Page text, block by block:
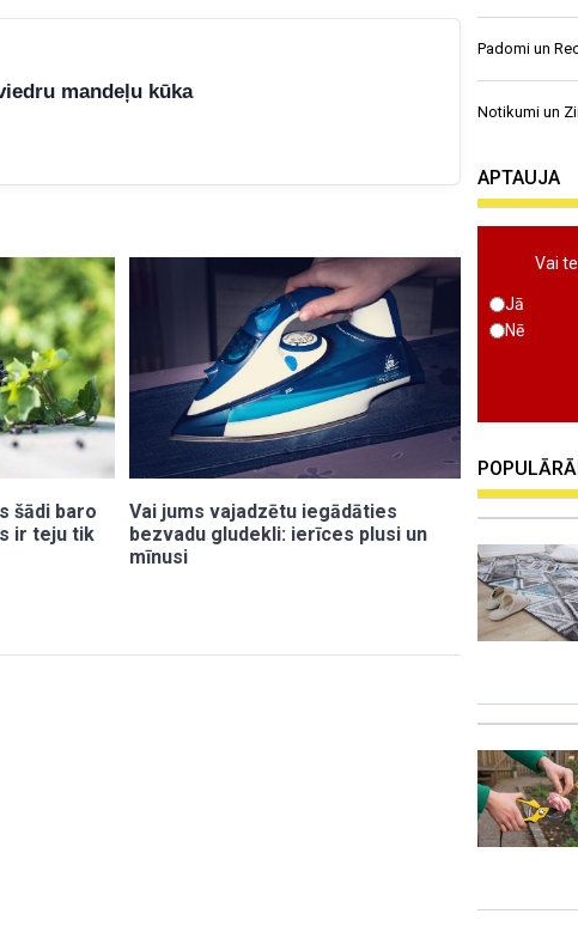
šādi baro
ir teju tik
Vai jums vajadzētu iegādāties
bezvadu gludekli: ierīces plusi un
mīnusi
mandeļu kūka
Padomi un
Notikumi un
APTAUJA
Vai
Jā
Nē